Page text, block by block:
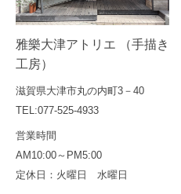
雅樂大津アトリエ （手描き
工房）
滋賀県大津市丸の内町3－40
TEL:077-525-4933
営業時間
AM10:00～PM5:00
定休日：火曜日 水曜日